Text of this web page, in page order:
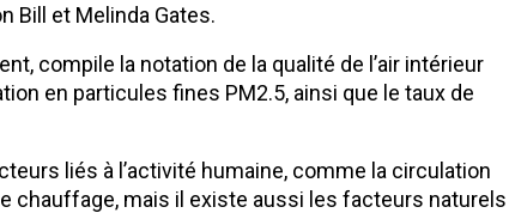
Bill et Melinda Gates.
compile la notation de la qualité de l’air intérieur
en particules fines PM2.5, ainsi que le taux de
liés à l’activité humaine, comme la circulation
chauffage, mais il existe aussi les facteurs naturels